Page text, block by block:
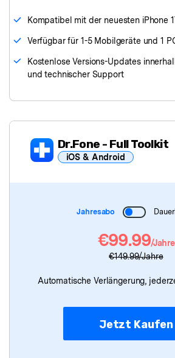
Kompatibel mit der neuesten iPhone
Verfügbar für 1-5 Mobilgeräte und 1
Kostenlose Versions-Updates
und technischer Support
Dr.Fone - Full Toolkit
iOS & Android
- Bildschirm entsperren
Dr.Fone- Virtueller Standort
Dr.Fone- WhatsApp-
Dr.Fone- Telefonübertragung
Jahresabo
€99.99/Jahre
€149.99/Jahre
Automatische Verlängerung,
Jetzt Kaufen